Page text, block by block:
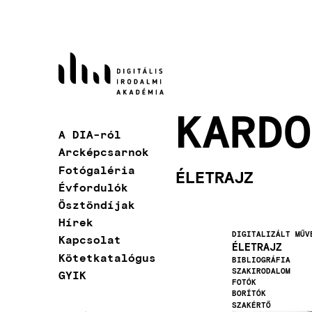
Fő
navigáció
A DIA-ról
Arcképcsarnok
Fotógaléria
Évfordulók
Ösztöndíjak
Hírek
Kapcsolat
Kötetkatalógus
GYIK
DIGITALIZÁLT
ÉLETRAJZ
BIBLIOGRÁFIA
SZAKIRODALOM
FOTÓK
BORÍTÓK
SZAKÉRTŐ
ÉLETRAJZ